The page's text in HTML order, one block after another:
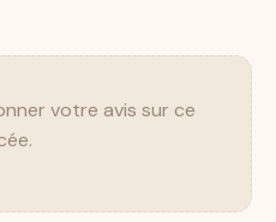
votre avis sur ce